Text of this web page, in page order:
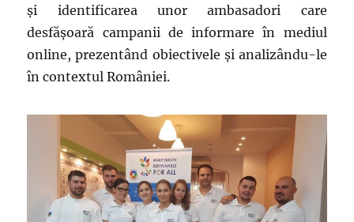
şi identificarea unor ambasadori care
desfăşoară campanii de informare în mediul
online, prezentând obiectivele şi analizându-le
în contextul României.